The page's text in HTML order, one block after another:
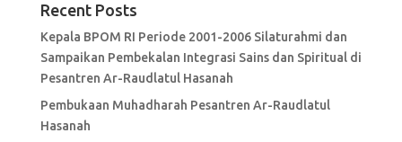
Recent Posts
Kepala BPOM RI Periode 2001-2006 Silaturahmi dan
Sampaikan Pembekalan Integrasi Sains dan Spiritual di
Pesantren Ar-Raudlatul Hasanah
Pembukaan Muhadharah Pesantren Ar-Raudlatul
Hasanah